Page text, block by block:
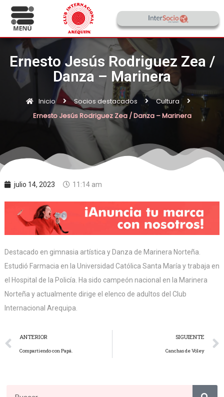
Ernesto Jesús Rodriguez Zea /
Danza – Marinera
Inicio Socios destacados
Cultura
Ernesto Jesús Rodriguez Zea / Danza – Marinera
julio 14, 2023 11:14 am
Destacado en gimnasia artística y Danza de Marinera Norteña.
Estudió Farmacia en la Universidad Católica Santa María y trabaja en
el Hospital de la Policía. Ha sido campeón nacional en la Marinera
Norteña y actualmente dirige el elenco de adultos del Club
Internacional Arequipa.
ANTERIOR
Compartiendo con Papá.
SIGUIENTE
Canchas de Vóley